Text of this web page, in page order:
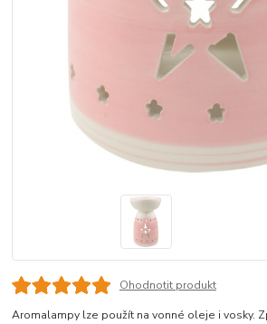
Ohodnotit produkt
Aromalampy lze použít na vonné oleje i vosky.